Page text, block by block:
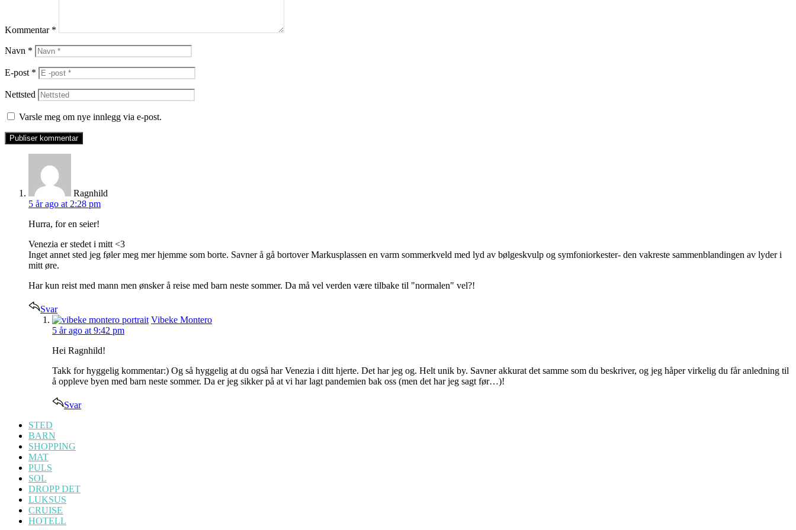
Kommentar *
Navn *
E-post *
Nettsted
Varsle meg om nye innlegg via e-post.
Ragnhild
5 år ago at 2:28 pm
Hurra, for en seier!
Venezia er stedet i mitt <3
Inget annet sted jeg føler meg mer hjemme som borte. Savner å gå bortover Markusplassen en varm sommerkveld med lyd av bølgeskvulp og symfoniorkester- den vakreste sammenblandingen av lyder i
mitt øre.
Har kun reist med mann men ønsker å reise med barn neste sommer. Da må vel verden være tilbake til "normalen" vel?!
Svar
says:
Vibeke Montero
5 år ago at 9:42 pm
Hei Ragnhild!
Takk for hyggelig kommentar:) Og så hyggelig at du også har Venezia i ditt hjerte. Det har jeg og. Helt unik by. Savner akkurat det samme som du beskriver, og jeg håper virkelig du får anledning til
å oppleve byen med barn neste sommer. Da er jeg sikker på at vi har lagt pandemien bak oss (men det har jeg sagt før…)!
Svar
STED
BARN
SHOPPING
MAT
PULS
SOL
DROPP DET
LUKSUS
CRUISE
HOTELL